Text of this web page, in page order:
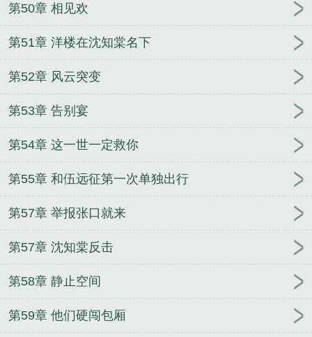
第50章 相见欢
第51章 洋楼在沈知棠名下
第52章 风云突变
第53章 告别宴
第54章 这一世一定救你
第55章 和伍远征第一次单独出行
第57章 举报张口就来
第57章 沈知棠反击
第58章 静止空间
第59章 他们硬闯包厢